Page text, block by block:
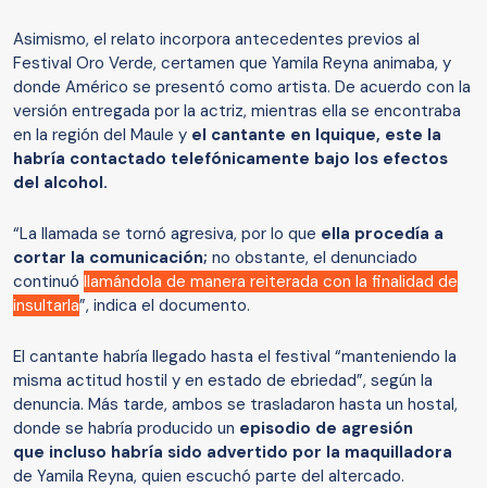
Asimismo, el relato incorpora antecedentes previos al
Festival Oro Verde, certamen que Yamila Reyna animaba, y
donde Américo se presentó como artista. De acuerdo con la
versión entregada por la actriz, mientras ella se encontraba
en la región del Maule y el cantante en Iquique, este la
habría contactado telefónicamente bajo los efectos
del alcohol.
“La llamada se tornó agresiva, por lo que ella procedía a
cortar la comunicación; no obstante, el denunciado
continuó llamándola de manera reiterada con la finalidad de
insultarla”, indica el documento.
El cantante habría llegado hasta el festival “manteniendo la
misma actitud hostil y en estado de ebriedad”, según la
denuncia. Más tarde, ambos se trasladaron hasta un hostal,
donde se habría producido un episodio de agresión
que incluso habría sido advertido por la maquilladora
de Yamila Reyna, quien escuchó parte del altercado.